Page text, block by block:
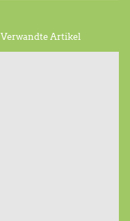
Verwandte Artikel